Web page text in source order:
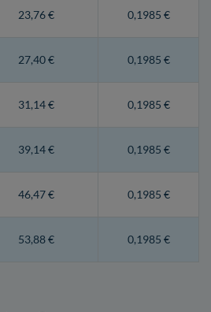
23,76 € 0,1985 €
27,40 € 0,1985 €
31,14 € 0,1985 €
39,14 € 0,1985 €
46,47 € 0,1985 €
53,88 € 0,1985 €